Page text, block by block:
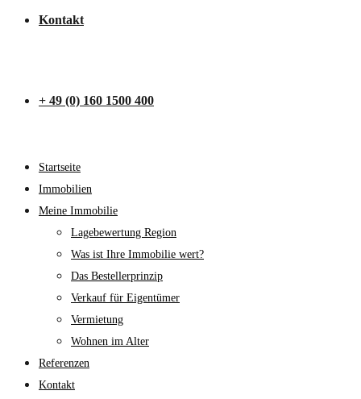
Kontakt
+ 49 (0) 160 1500 400
Startseite
Immobilien
Meine Immobilie
Lagebewertung Region
Was ist Ihre Immobilie wert?
Das Bestellerprinzip
Verkauf für Eigentümer
Vermietung
Wohnen im Alter
Referenzen
Kontakt